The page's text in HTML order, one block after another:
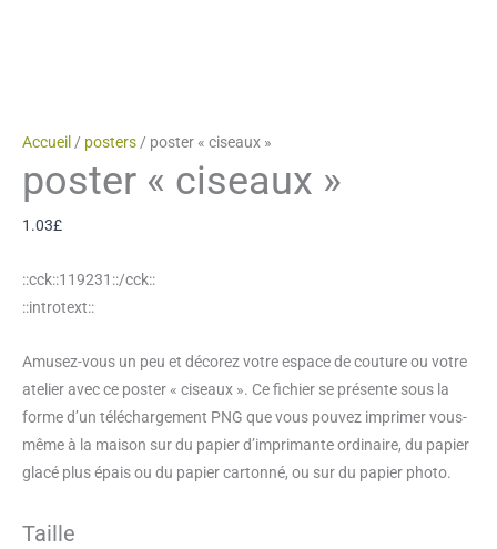
Accueil / posters / poster « ciseaux »
poster « ciseaux »
1.03£
::cck::119231::/cck::
::introtext::
Amusez-vous un peu et décorez votre espace de couture ou votre
atelier avec ce poster « ciseaux ». Ce fichier se présente sous la
forme d’un téléchargement PNG que vous pouvez imprimer vous-
même à la maison sur du papier d’imprimante ordinaire, du papier
glacé plus épais ou du papier cartonné, ou sur du papier photo.
Taille